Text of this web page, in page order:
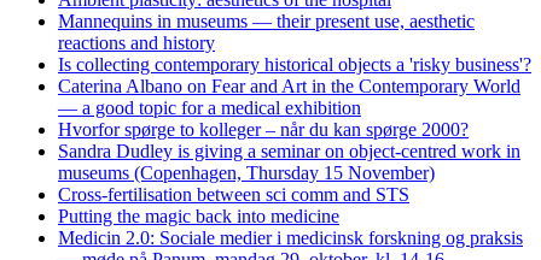
Mannequins in museums — their present use, aesthetic
reactions and history
Is collecting contemporary historical objects a 'risky business'?
Caterina Albano on Fear and Art in the Contemporary World
— a good topic for a medical exhibition
Hvorfor spørge to kolleger – når du kan spørge 2000?
Sandra Dudley is giving a seminar on object-centred work in
museums (Copenhagen, Thursday 15 November)
Cross-fertilisation between sci comm and STS
Putting the magic back into medicine
Medicin 2.0: Sociale medier i medicinsk forskning og praksis